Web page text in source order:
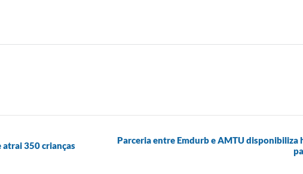
atrai 350 crianças
Parceria entre Emdurb e AMTU disponibiliza